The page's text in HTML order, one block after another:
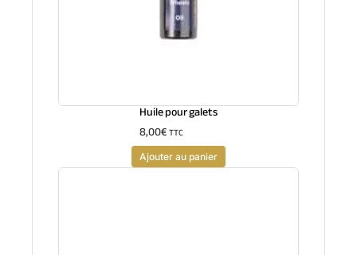
Huile pour galets
8,00€TTC
Ajouter au panier